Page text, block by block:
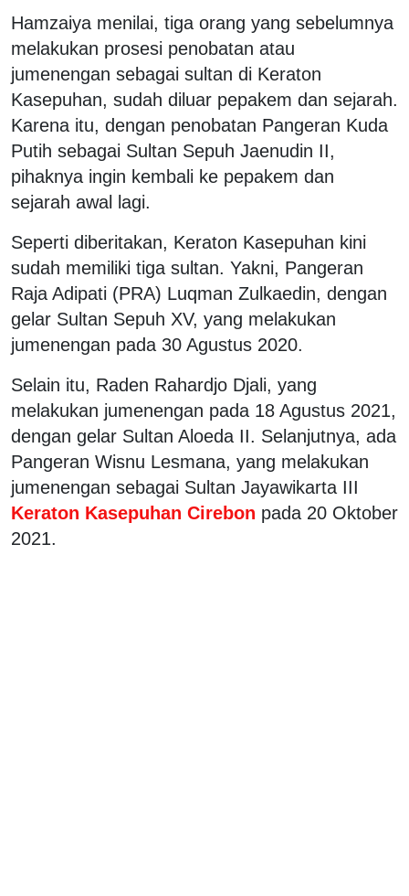
Hamzaiya menilai, tiga orang yang sebelumnya
melakukan prosesi penobatan atau
jumenengan sebagai sultan di Keraton
Kasepuhan, sudah diluar pepakem dan sejarah.
Karena itu, dengan penobatan Pangeran Kuda
Putih sebagai Sultan Sepuh Jaenudin II,
pihaknya ingin kembali ke pepakem dan
sejarah awal lagi.
Seperti diberitakan, Keraton Kasepuhan kini
sudah memiliki tiga sultan. Yakni, Pangeran
Raja Adipati (PRA) Luqman Zulkaedin, dengan
gelar Sultan Sepuh XV, yang melakukan
jumenengan pada 30 Agustus 2020.
Selain itu, Raden Rahardjo Djali, yang
melakukan jumenengan pada 18 Agustus 2021,
dengan gelar Sultan Aloeda II. Selanjutnya, ada
Pangeran Wisnu Lesmana, yang melakukan
jumenengan sebagai Sultan Jayawikarta III
Keraton Kasepuhan Cirebon pada 20 Oktober
2021.